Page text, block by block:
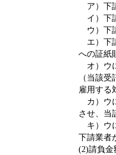
ア）下
イ）下
ウ）下
エ）下
への証紙
オ）ウ
（当該
雇用する
カ）ウ
させ、当
キ）ウ
下請業者
(2)請負金